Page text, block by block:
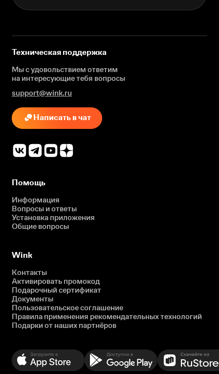
Техническая поддержка
Мы с удовольствием ответим
на интересующиетебя вопросы
support@wink.ru
Написать в чат
Помощь
Информация
Вопросы и ответы
Установка приложения
Общие вопросы
Wink
Контакты
Активировать промокод
Подарочный сертификат
Документы
Пользовательское соглашение
Правила применения рекомендательных технологий
Подарки от наших партнёров